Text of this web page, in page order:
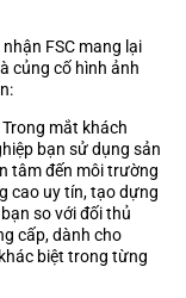
FSC mang lại
củng cố hình ảnh
Trong mắt khách
bạn sử dụng sản
tâm đến môi trường
cao uy tín, tạo dựng
so với đối thủ
cấp, dành cho
biệt trong từng